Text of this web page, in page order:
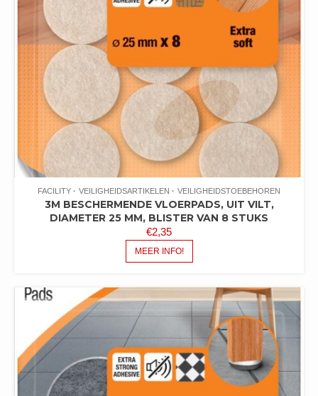
FACILITY VEILIGHEIDSARTIKELEN VEILIGHEIDSTOEBEHOREN
3M BESCHERMENDE VLOERPADS, UIT VILT,
DIAMETER 25 MM, BLISTER VAN 8 STUKS
€2,35
MEER INFO!